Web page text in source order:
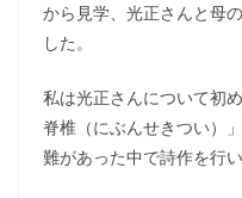
から見学、光正さんと母
した。
私は光正さんについて初
脊椎（にぶんせきつい）
難があった中で詩作を行い